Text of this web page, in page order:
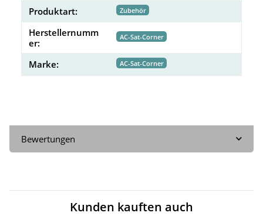
Produktart: Zubehör
Herstellernumm
er:
AC-Sat-Corner
Marke: AC-Sat-Corner
Bewertungen
Kunden kauften auch